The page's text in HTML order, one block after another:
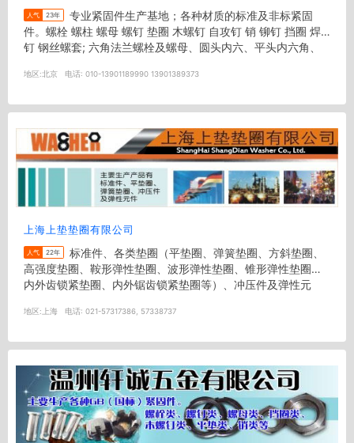
人气 23年
件。螺栓 螺柱 螺母 螺钉 垫圈 木螺钉 自攻钉 销 铆钉 挡圈 焊
钉 钢丝螺套; 六角法兰螺栓及螺母、圆头内六、平头内六角、
地区:北京 电话: 010-13901189990 13901389373
上海上垫垫圈有限公司
人气 22年
高强度垫圈、鞍形弹性垫圈、波形弹性垫圈、锥形弹性垫圈、
内外齿锁紧垫圈、内外锯齿锁紧垫圈等）、冲压件及弹性元
地区: 上海 电话: 021-57317386, 57338737